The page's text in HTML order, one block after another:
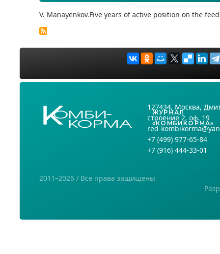
V. Manayenkov.Five years of active position on the
ЖУРНАЛ
«КОМБИКОРМА»
127434, Москва,
строение 2, оф. 19
red-
+7 (499) 977-65-84
+7 (916) 444-33-01
2011–2026 / Все права защищены